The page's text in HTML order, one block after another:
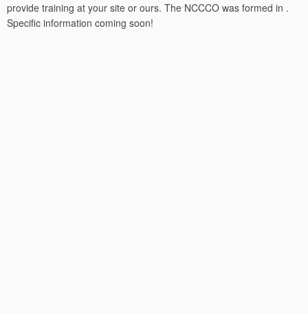
provide training at your site or ours. The NCCCO was formed in .
Specific information coming soon!